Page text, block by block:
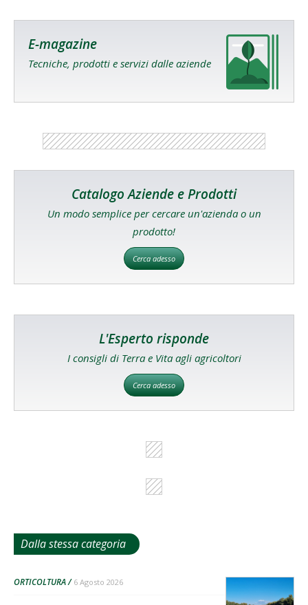
E-magazine
Tecniche, prodotti e servizi dalle aziende
Catalogo Aziende e Prodotti
Un modo semplice per cercare un'azienda o un
prodotto!
Cerca adesso
L'Esperto risponde
I consigli di Terra e Vita agli agricoltori
Cerca adesso
Dalla stessa categoria
ORTICOLTURA 6 Agosto 2026